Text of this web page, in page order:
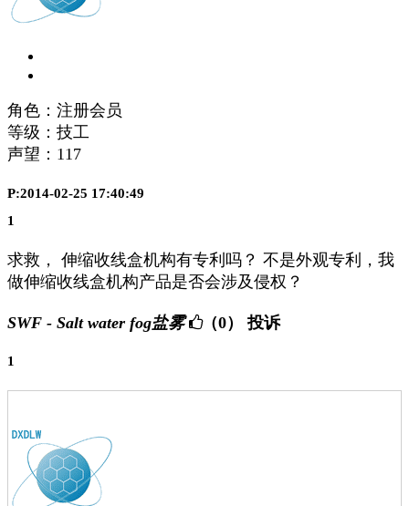
角色：注册会员
等级：技工
声望： 117
P:2014-02-25 17:40:49
1
求救， 伸缩收线盒机构有专利吗？ 不是外观专利，我
做伸缩收线盒机构产品是否会涉及侵权？
SWF - Salt water fog盐雾 （0） 投诉
1